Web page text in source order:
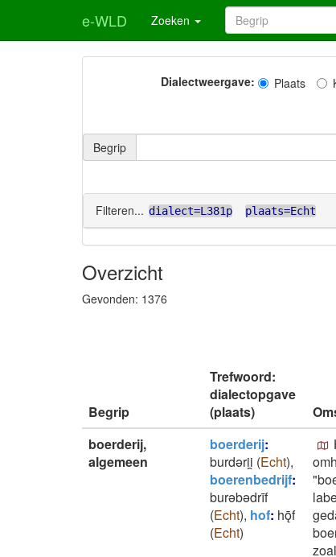
e-WLD Zoeken
Dialectweergave: Plaats
Begrip
Filteren... dialect=L381p plaats=Echt
Overzicht
Gevonden: 1376
Begrip
Trefwoord:
dialectopgave
(plaats)
boerderij,
algemeen
boerderij:
burdǝrii̯ (Echt),
boerenbedrijf:
burǝbǝdrīf
(Echt), hof: hǭf
(Echt)